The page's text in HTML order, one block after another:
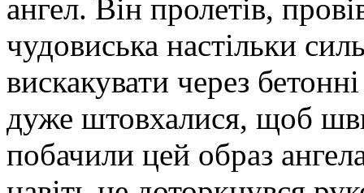
ангел. Він пролетів,
чудовиська настільки
вискакувати через
дуже штовхалися, щоб
побачили цей образ